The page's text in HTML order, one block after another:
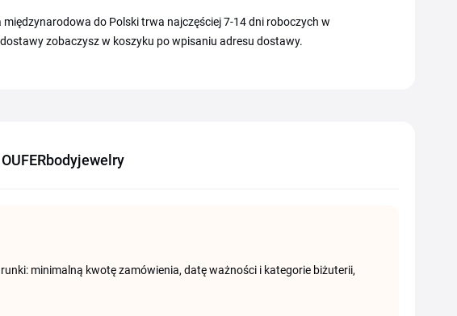
do Polski trwa najczęściej 7-14 dni roboczych w
zobaczysz w koszyku po wpisaniu adresu dostawy.
minimalną kwotę zamówienia, datę ważności i kategorie biżuterii,